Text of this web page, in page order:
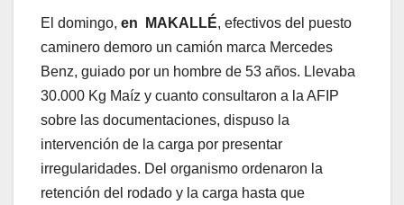
El domingo, en MAKALLÉ, efectivos del puesto
caminero demoro un camión marca Mercedes
Benz, guiado por un hombre de 53 años. Llevaba
30.000 Kg Maíz y cuanto consultaron a la AFIP
sobre las documentaciones, dispuso la
intervención de la carga por presentar
irregularidades. Del organismo ordenaron la
retención del rodado y la carga hasta que